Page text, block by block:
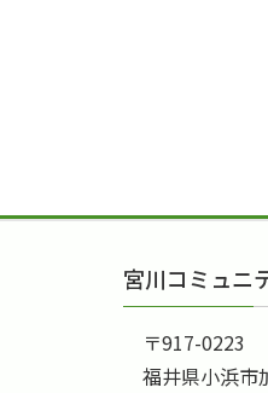
宮川コミュニ
〒917-0223
福井県小浜市